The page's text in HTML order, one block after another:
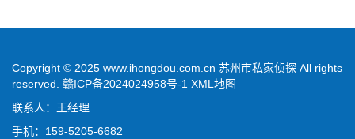
Copyright © 2025 www.ihongdou.com.cn 苏州市私家侦探 All rights
reserved. 赣ICP备2024024958号-1 XML地图
联系人：王经理
手机：159-5205-6682